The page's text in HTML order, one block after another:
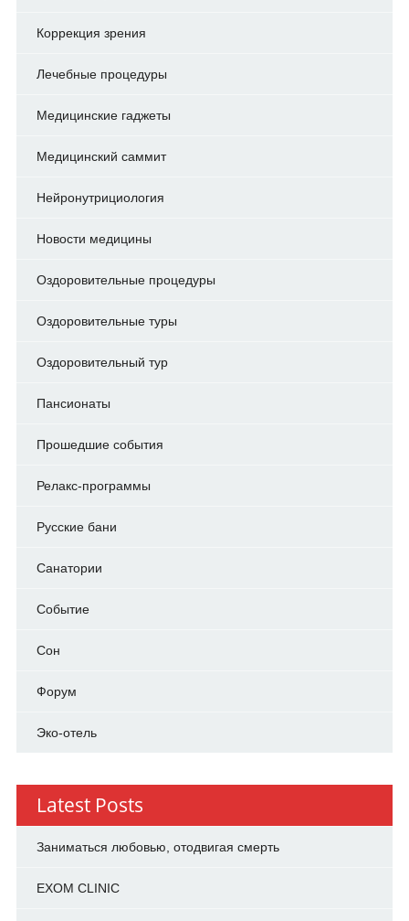
Коррекция зрения
Лечебные процедуры
Медицинские гаджеты
Медицинский саммит
Нейронутрициология
Новости медицины
Оздоровительные процедуры
Оздоровительные туры
Оздоровительный тур
Пансионаты
Прошедшие события
Релакс-программы
Русские бани
Санатории
Событие
Сон
Форум
Эко-отель
Latest Posts
Заниматься любовью, отодвигая смерть
EXOM CLINIC